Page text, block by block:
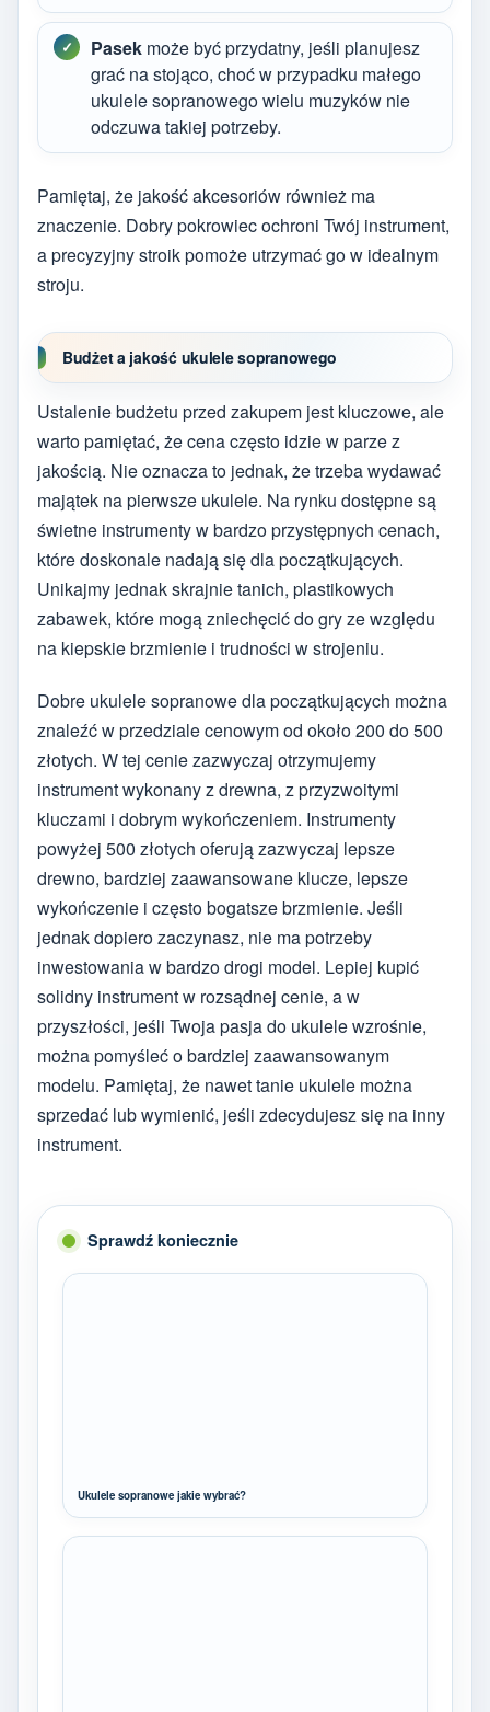
Pasek może być przydatny, jeśli planujesz
grać na stojąco, choć w przypadku małego
ukulele sopranowego wielu muzyków nie
odczuwa takiej potrzeby.
Pamiętaj, że jakość akcesoriów również ma
znaczenie. Dobry pokrowiec ochroni Twój instrument,
a precyzyjny stroik pomoże utrzymać go w idealnym
stroju.
Budżet a jakość ukulele sopranowego
Ustalenie budżetu przed zakupem jest kluczowe, ale
warto pamiętać, że cena często idzie w parze z
jakością. Nie oznacza to jednak, że trzeba wydawać
majątek na pierwsze ukulele. Na rynku dostępne są
świetne instrumenty w bardzo przystępnych cenach,
które doskonale nadają się dla początkujących.
Unikajmy jednak skrajnie tanich, plastikowych
zabawek, które mogą zniechęcić do gry ze względu
na kiepskie brzmienie i trudności w strojeniu.
Dobre ukulele sopranowe dla początkujących można
znaleźć w przedziale cenowym od około 200 do 500
złotych. W tej cenie zazwyczaj otrzymujemy
instrument wykonany z drewna, z przyzwoitymi
kluczami i dobrym wykończeniem. Instrumenty
powyżej 500 złotych oferują zazwyczaj lepsze
drewno, bardziej zaawansowane klucze, lepsze
wykończenie i często bogatsze brzmienie. Jeśli
jednak dopiero zaczynasz, nie ma potrzeby
inwestowania w bardzo drogi model. Lepiej kupić
solidny instrument w rozsądnej cenie, a w
przyszłości, jeśli Twoja pasja do ukulele wzrośnie,
można pomyśleć o bardziej zaawansowanym
modelu. Pamiętaj, że nawet tanie ukulele można
sprzedać lub wymienić, jeśli zdecydujesz się na inny
instrument.
Sprawdź koniecznie
Ukulele sopranowe jakie wybrać?